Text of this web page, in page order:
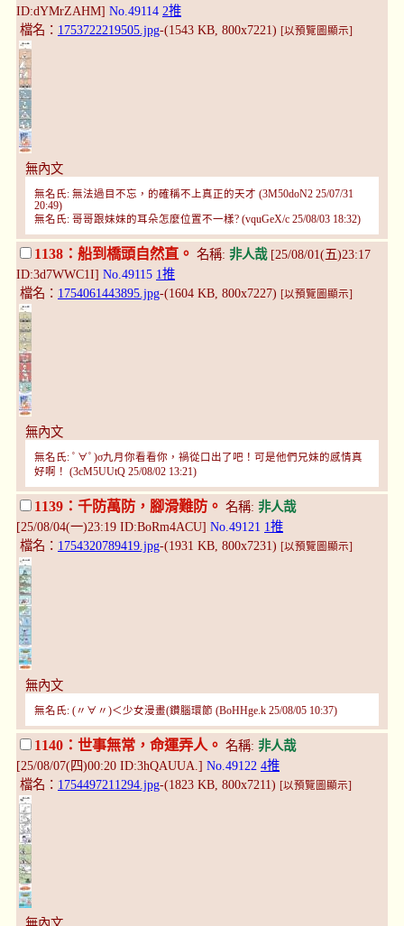
ID:dYMrZAHM] No.49114 2推
檔名： 1753722219505.jpg-(1543 KB, 800x7221) [以預覽圖顯示]
無內文
無名氏: 無法過目不忘，的確稱不上真正的天才 (3M50doN2 25/07/31
20:49)
無名氏: 哥哥跟妹妹的耳朵怎麼位置不一樣? (vquGeX/c 25/08/03 18:32)
1138：船到橋頭自然直。 名稱: 非人哉[25/08/01(五)23:17
ID:3d7WWC1I] No.49115 1推
檔名： 1754061443895.jpg-(1604 KB, 800x7227) [以預覽圖顯示]
無內文
無名氏: ﾟ∀ﾟ)σ九月你看看你，禍從口出了吧！可是他們兄妹的感情真
好啊！ (3cM5UUtQ 25/08/02 13:21)
1139：千防萬防，腳滑難防。 名稱: 非人哉
[25/08/04(一)23:19 ID:BoRm4ACU] No.49121 1推
檔名： 1754320789419.jpg-(1931 KB, 800x7231) [以預覽圖顯示]
無內文
無名氏: (〃∀〃)＜少女漫畫(鑽腦環節 (BoHHge.k 25/08/05 10:37)
1140：世事無常，命運弄人。 名稱: 非人哉
[25/08/07(四)00:20 ID:3hQAUUA.] No.49122 4推
檔名： 1754497211294.jpg-(1823 KB, 800x7211) [以預覽圖顯示]